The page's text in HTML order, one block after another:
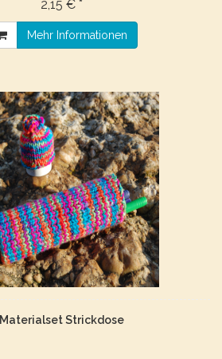
2,15 € *
Mehr Informationen
Materialset Strickdose